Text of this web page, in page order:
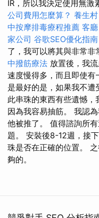
IR，所以我決定使用無激
公司費用怎麼算？ 養生村
中按摩排毒療程推薦 客廳
家公司 谷歌SEO優化指南
了，我可以將其與非常非
中撥筋療法 放置後，我
速度慢得多，而且即使有
是最好的是，如果我不
此串珠的東西有些遺憾
因為我容易抽筋。 我認
他被推了。 值得諮詢所
題。 安裝後8-12週，接
珠是否在正確的位置。
夠的。